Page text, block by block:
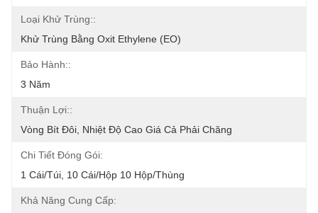
Loại Khử Trùng::
Khử Trùng Bằng Oxit Ethylene (EO)
Bảo Hành::
3 Năm
Thuận Lợi::
Vòng Bít Đôi, Nhiệt Độ Cao Giá Cả Phải Chăng
Chi Tiết Đóng Gói:
1 Cái/túi, 10 Cái/hộp 10 Hộp/thùng
Khả Năng Cung Cấp: